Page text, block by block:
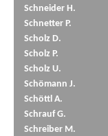
Schneider H.
Schnetter P.
Scholz D.
Scholz P.
Scholz U.
Schömann J.
Schöttl A.
Schrauf G.
Schreiber M.